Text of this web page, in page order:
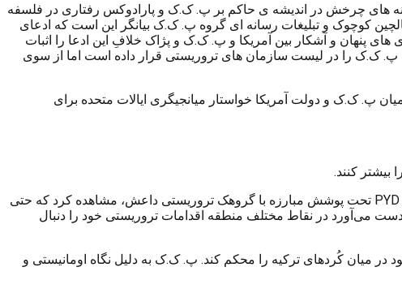
های چرخش در اندیشه ی حاکم بر پ. ک.ک و پارادوکس رفتاری در فلسفه
کوچوک و تبلیغات رسانه ای گروه پ. ک.ک بیانگر این است که ادعای
های پنهان و آشکار بین آمریکا و پ. ک.ک و پژاک خلافِ این ادعا را اثبات
پ. ک.ک را در لیست سازمان های تروریستی قرار داده است اما از سوی
گفتگوهای مخفی میان پ. ک.ک و دولت آمریکا خواستار میانجیگری ایالات متحده برای
کنند.
PYD تحت پوشش مبارزه با گروهک تروریستی داعش، مشاهده کرد که حتی
می‌آورد در نقاط مختلف منطقه اقدامات تروریستی خود را دنبال
در میان کُردهای ترکیه را محکم کند. پ. ک.ک به دلیل نگاه اومانیستی و